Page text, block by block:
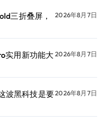
三折叠屏，
2026年8月7日
实用新功能大 2026年8月7日
波黑科技是要2026年8月7日